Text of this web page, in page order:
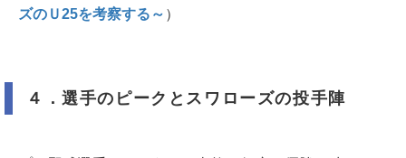
ズのＵ25を考察する～ ）
４．選手のピークとスワローズの投手陣